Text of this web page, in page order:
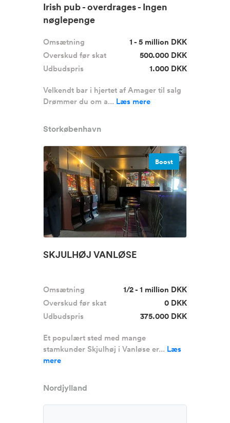
Irish pub - overdrages - Ingen
nøglepenge
Omsætning
1 - 5 million DKK
Overskud før skat
500.000 DKK
Udbudspris
1.000 DKK
Velkendt bar i hjertet af Amager til salg
Drømmer du om a... Læs mere
Storkøbenhavn
Boost
SKJULHØJ VANLØSE
Omsætning
1/2 - 1 million DKK
Overskud før skat
0 DKK
Udbudspris
375.000 DKK
Et populært sted med mange
stamkunder Skjulhøj i Vanløse er... Læs
mere
Nordjylland